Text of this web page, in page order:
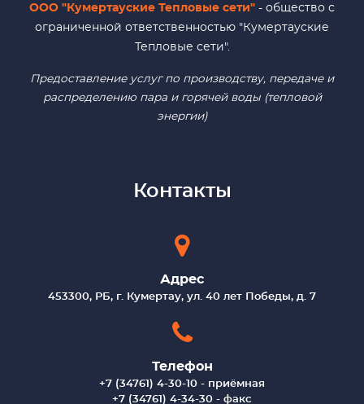
ООО "Кумертауские Тепловые сети" - общество с
ограниченной ответственностью "Кумертауские
Тепловые сети".
Предоставление услуг по производству, передаче и
распределению пара и горячей воды (тепловой
энергии)
Контакты
Адрес
453300, РБ, г. Кумертау, ул. 40 лет Победы, д. 7
Телефон
+7 (34761) 4-30-10 - приёмная
+7 (34761) 4-34-30 - факс